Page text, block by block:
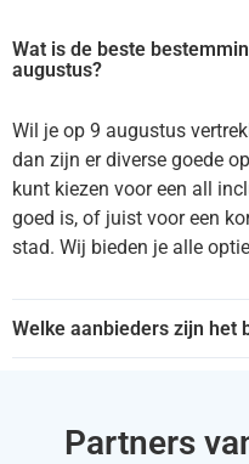
Wat is de beste
augustus?
Wil je op 9 augustus
dan zijn er diverse goede
kunt kiezen voor een all
goed is, of juist voor een
stad. Wij bieden je alle
Welke aanbieders zijn het
Partners